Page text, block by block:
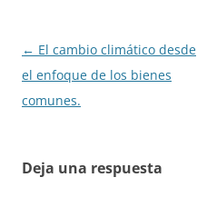
Navegación
de
entradas
← El cambio climático desde
el enfoque de los bienes
comunes.
Deja una respuesta